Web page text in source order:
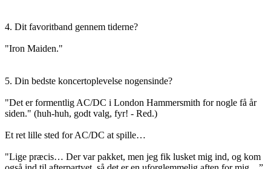
4. Dit favoritband gennem tiderne?
"Iron Maiden."
5. Din bedste koncertoplevelse nogensinde?
"Det er formentlig AC/DC i London Hammersmith for nogle få år
siden." (huh-huh, godt valg, fyr! - Red.)
Et ret lille sted for AC/DC at spille…
"Lige præcis… Der var pakket, men jeg fik lusket mig ind, og kom